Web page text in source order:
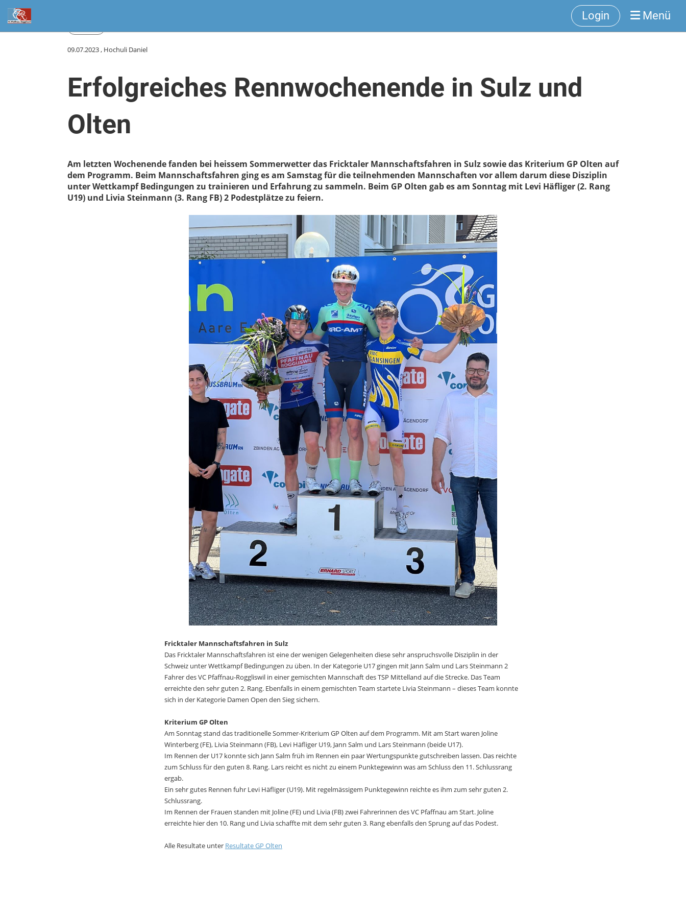
Login Menü
09.07.2023, Hochuli Daniel
Erfolgreiches Rennwochenende in Sulz und
Olten
Am letzten Wochenende fanden bei heissem Sommerwetter das Fricktaler Mannschaftsfahren in Sulz sowie das Kriterium GP Olten auf
dem Programm. Beim Mannschaftsfahren ging es am Samstag für die teilnehmenden Mannschaften vor allem darum diese Disziplin
unter Wettkampf Bedingungen zu trainieren und Erfahrung zu sammeln. Beim GP Olten gab es am Sonntag mit Levi Häfliger (2. Rang
U19) und Livia Steinmann (3. Rang FB) 2 Podestplätze zu feiern.
Fricktaler Mannschaftsfahren in Sulz
Das Fricktaler Mannschaftsfahren ist eine der wenigen Gelegenheiten diese sehr anspruchsvolle Disziplin in der
Schweiz unter Wettkampf Bedingungen zu üben. In der Kategorie U17 gingen mit Jann Salm und Lars Steinmann 2
Fahrer des VC Pfaffnau-Roggliswil in einer gemischten Mannschaft des TSP Mittelland auf die Strecke. Das Team
erreichte den sehr guten 2. Rang. Ebenfalls in einem gemischten Team startete Livia Steinmann – dieses Team konnte
sich in der Kategorie Damen Open den Sieg sichern.
Kriterium GP Olten
Am Sonntag stand das traditionelle Sommer-Kriterium GP Olten auf dem Programm. Mit am Start waren Joline
Winterberg (FE), Livia Steinmann (FB), Levi Häfliger U19, Jann Salm und Lars Steinmann (beide U17).
Im Rennen der U17 konnte sich Jann Salm früh im Rennen ein paar Wertungspunkte gutschreiben lassen. Das reichte
zum Schluss für den guten 8. Rang. Lars reicht es nicht zu einem Punktegewinn was am Schluss den 11. Schlussrang
ergab.
Ein sehr gutes Rennen fuhr Levi Häfliger (U19). Mit regelmässigem Punktegewinn reichte es ihm zum sehr guten 2.
Schlussrang.
Im Rennen der Frauen standen mit Joline (FE) und Livia (FB) zwei Fahrerinnen des VC Pfaffnau am Start. Joline
erreichte hier den 10. Rang und Livia schaffte mit dem sehr guten 3. Rang ebenfalls den Sprung auf das Podest.
Alle Resultate unter Resultate GP Olten